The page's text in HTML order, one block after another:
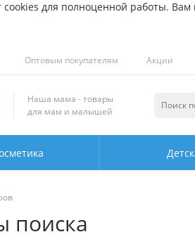
для полноценной работы. Вам
Оптовым покупателям Акции
Наша мама - товары
для мам и малышей
поиска